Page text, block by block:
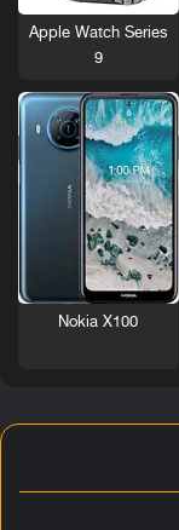
Apple Watch Series
9
Nokia X100